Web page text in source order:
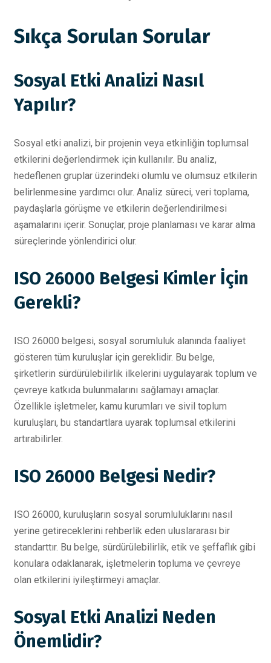
Sıkça Sorulan Sorular
Sosyal Etki Analizi Nasıl
Yapılır?
Sosyal etki analizi, bir projenin veya etkinliğin toplumsal
etkilerini değerlendirmek için kullanılır. Bu analiz,
hedeflenen gruplar üzerindeki olumlu ve olumsuz etkilerin
belirlenmesine yardımcı olur. Analiz süreci, veri toplama,
paydaşlarla görüşme ve etkilerin değerlendirilmesi
aşamalarını içerir. Sonuçlar, proje planlaması ve karar alma
süreçlerinde yönlendirici olur.
ISO 26000 Belgesi Kimler İçin
Gerekli?
ISO 26000 belgesi, sosyal sorumluluk alanında faaliyet
gösteren tüm kuruluşlar için gereklidir. Bu belge,
şirketlerin sürdürülebilirlik ilkelerini uygulayarak toplum ve
çevreye katkıda bulunmalarını sağlamayı amaçlar.
Özellikle işletmeler, kamu kurumları ve sivil toplum
kuruluşları, bu standartlara uyarak toplumsal etkilerini
artırabilirler.
ISO 26000 Belgesi Nedir?
ISO 26000, kuruluşların sosyal sorumluluklarını nasıl
yerine getireceklerini rehberlik eden uluslararası bir
standarttır. Bu belge, sürdürülebilirlik, etik ve şeffaflık gibi
konulara odaklanarak, işletmelerin topluma ve çevreye
olan etkilerini iyileştirmeyi amaçlar.
Sosyal Etki Analizi Neden
Önemlidir?